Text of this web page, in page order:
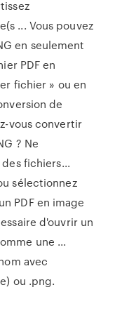
... Vous pouvez
en seulement
PDF en
fichier » ou en
de
vous convertir
? Ne
fichiers...
sélectionnez
PDF en image
d'ouvrir un
une ...
avec
ou .png.